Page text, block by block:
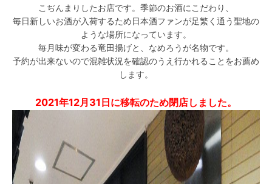
こぢんまりしたお店です。季節のお酒にこだわり、
毎日新しいお酒が入荷するため日本酒ファンが足繁く通う聖地の
ような場所になっています。
毎月味が変わる竜田揚げと、なめろうが名物です。
予約が出来ないので混雑状況を確認のうえ行かれることをお薦め
します。
2021年12月31日に移転のため閉店しました。